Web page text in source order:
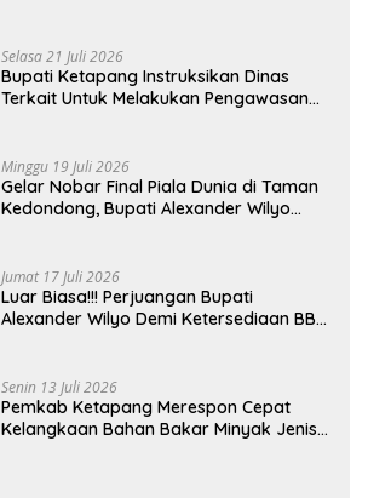
Selasa 21 Juli 2026
Bupati Ketapang Instruksikan Dinas
Terkait Untuk Melakukan Pengawasan
Minggu 19 Juli 2026
Gelar Nobar Final Piala Dunia di Taman
Kedondong, Bupati Alexander Wilyo
Jumat 17 Juli 2026
Luar Biasa!!! Perjuangan Bupati
Alexander Wilyo Demi Ketersediaan BBM
Senin 13 Juli 2026
Pemkab Ketapang Merespon Cepat
Kelangkaan Bahan Bakar Minyak Jenis